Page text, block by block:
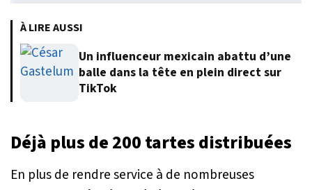
À LIRE AUSSI
Un influenceur mexicain abattu d’une
balle dans la tête en plein direct sur
TikTok
Déjà plus de 200 tartes distribuées
En plus de rendre service à de nombreuses